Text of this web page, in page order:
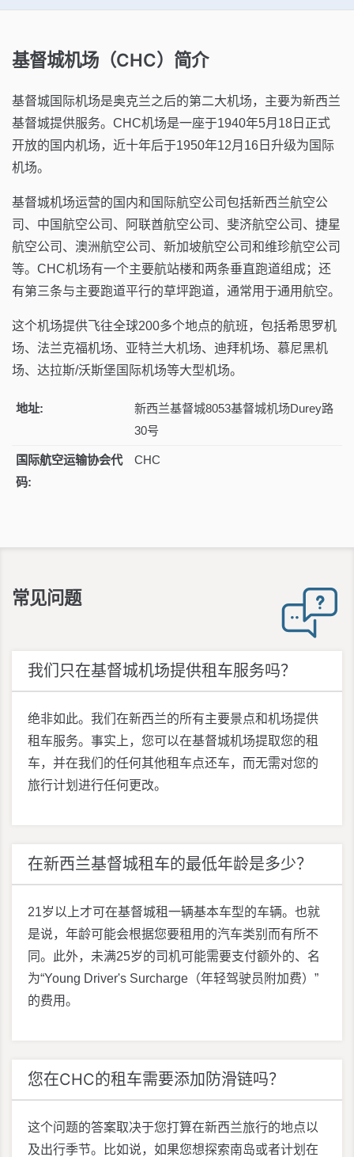
基督城机场（CHC）简介
基督城国际机场是奥克兰之后的第二大机场，主要为新西兰
基督城提供服务。CHC机场是一座于1940年5月18日正式
开放的国内机场，近十年后于1950年12月16日升级为国际
机场。
基督城机场运营的国内和国际航空公司包括新西兰航空公
司、中国航空公司、阿联酋航空公司、斐济航空公司、捷星
航空公司、澳洲航空公司、新加坡航空公司和维珍航空公司
等。CHC机场有一个主要航站楼和两条垂直跑道组成；还
有第三条与主要跑道平行的草坪跑道，通常用于通用航空。
这个机场提供飞往全球200多个地点的航班，包括希思罗机
场、法兰克福机场、亚特兰大机场、迪拜机场、慕尼黑机
场、达拉斯/沃斯堡国际机场等大型机场。
地址:
新西兰基督城8053基督城机场Durey路
30号
国际航空运输协会代
码:
CHC
常见问题
我们只在基督城机场提供租车服务吗？
绝非如此。我们在新西兰的所有主要景点和机场提供
租车服务。事实上，您可以在基督城机场提取您的租
车，并在我们的任何其他租车点还车，而无需对您的
旅行计划进行任何更改。
在新西兰基督城租车的最低年龄是多少？
21岁以上才可在基督城租一辆基本车型的车辆。也就
是说，年龄可能会根据您要租用的汽车类别而有所不
同。此外，未满25岁的司机可能需要支付额外的、名
为“Young Driver's Surcharge（年轻驾驶员附加费）”
的费用。
您在CHC的租车需要添加防滑链吗？
这个问题的答案取决于您打算在新西兰旅行的地点以
及出行季节。比如说，如果您想探索南岛或者计划在